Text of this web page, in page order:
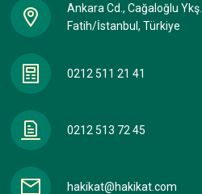
Ankara Cd., Cağaloğlu
Fatih/İstanbul, Türkiye
0212 511 21 41
0212 513 72 45
hakikat@hakikat.com